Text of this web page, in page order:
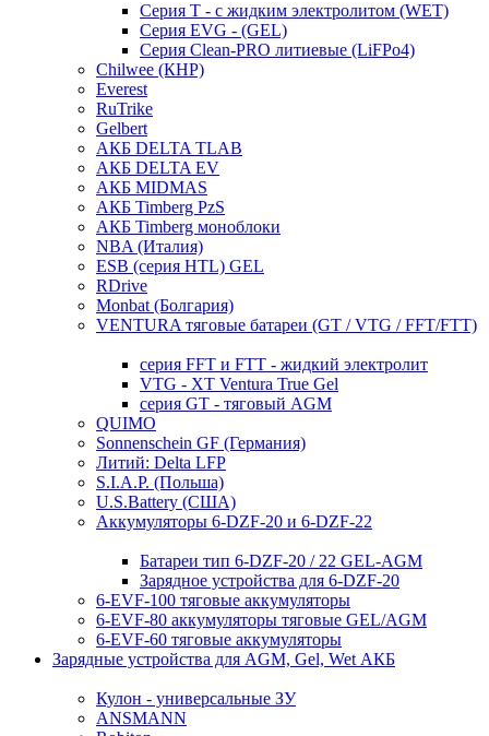
Серия T - с жидким электролитом (WET)
Серия EVG - (GEL)
Серия Clean-PRO литиевые (LiFPo4)
Chilwee (КНР)
Everest
RuTrike
Gelbert
АКБ DELTA TLAB
АКБ DELTA EV
АКБ MIDMAS
АКБ Timberg PzS
АКБ Timberg моноблоки
NBA (Италия)
ESB (серия HTL) GEL
RDrive
Monbat (Болгария)
VENTURA тяговые батареи (GT / VTG / FFT/FTT)
серия FFT и FTT - жидкий электролит
VTG - XT Ventura True Gel
серия GT - тяговый AGM
QUIMO
Sonnenschein GF (Германия)
Литий: Delta LFP
S.I.A.P. (Польша)
U.S.Battery (США)
Аккумуляторы 6-DZF-20 и 6-DZF-22
Батареи тип 6-DZF-20 / 22 GEL-AGM
Зарядное устройства для 6-DZF-20
6-EVF-100 тяговые аккумуляторы
6-EVF-80 аккумуляторы тяговые GEL/AGM
6-EVF-60 тяговые аккумуляторы
Зарядные устройства для AGM, Gel, Wet АКБ
Кулон - универсальные ЗУ
ANSMANN